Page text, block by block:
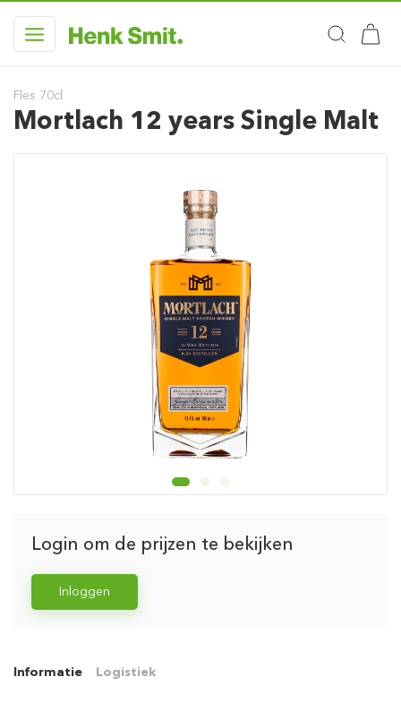
Fles 70cl
Mortlach 12 years Single Malt
Login om de prijzen te bekijken
Inloggen
Informatie Logistiek